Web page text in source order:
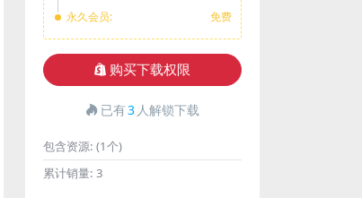
永久会员: 免费
购买下载权限
已有3 人解锁下载
包含资源: (1个)
累计销量: 3